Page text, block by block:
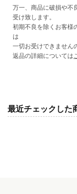
ー
付
き
数
量
付
万一、商品に破損や不
受け致します。
初期不良を除くお客様
は
一切お受けできません
返品の詳細については
最近チェックした